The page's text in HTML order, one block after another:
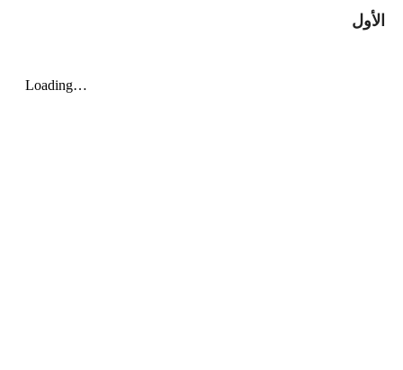
الأول